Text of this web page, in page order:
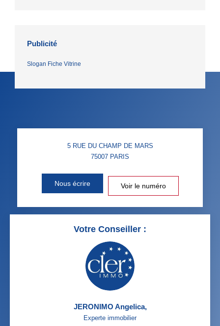
Publicité
Slogan Fiche Vitrine
5 RUE DU CHAMP DE MARS
75007 PARIS
Nous écrire Voir le numéro
Votre Conseiller :
JERONIMO Angelica,
Experte immobilier